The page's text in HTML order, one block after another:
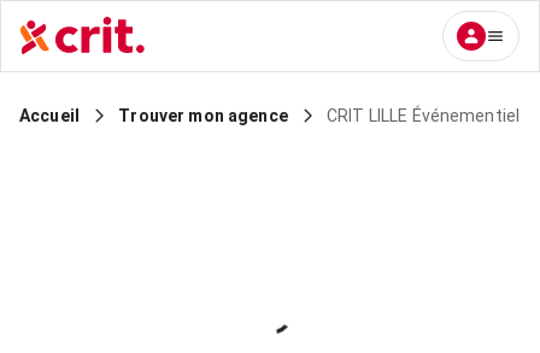
Accueil Trouver mon agence CRIT LILLE Événementiel